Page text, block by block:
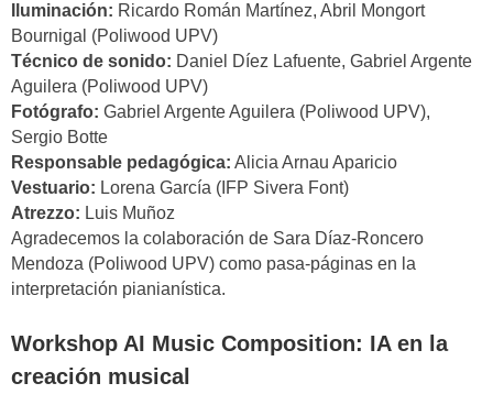
Iluminación: Ricardo Román Martínez, Abril Mongort
Bournigal (Poliwood UPV)
Técnico de sonido: Daniel Díez Lafuente, Gabriel Argente
Aguilera (Poliwood UPV)
Fotógrafo: Gabriel Argente Aguilera (Poliwood UPV),
Sergio Botte
Responsable pedagógica: Alicia Arnau Aparicio
Vestuario: Lorena García (IFP Sivera Font)
Atrezzo: Luis Muñoz
Agradecemos la colaboración de Sara Díaz-Roncero
Mendoza (Poliwood UPV) como pasa-páginas en la
interpretación pianianística.
Workshop AI Music Composition: IA en la
creación musical